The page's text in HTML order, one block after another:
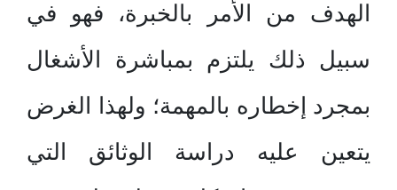
الهدف من الأمر بالخبرة، فهو في
سبيل ذلك يلتزم بمباشرة الأشغال
بمجرد إخطاره بالمهمة؛ ولهذا الغرض
يتعين عليه دراسة الوثائق التي